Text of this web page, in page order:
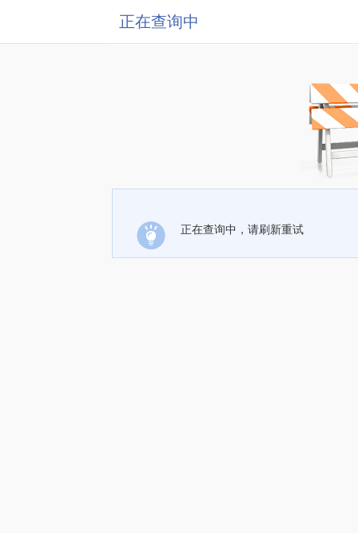
正在查询中
正在查询中，请刷新重试